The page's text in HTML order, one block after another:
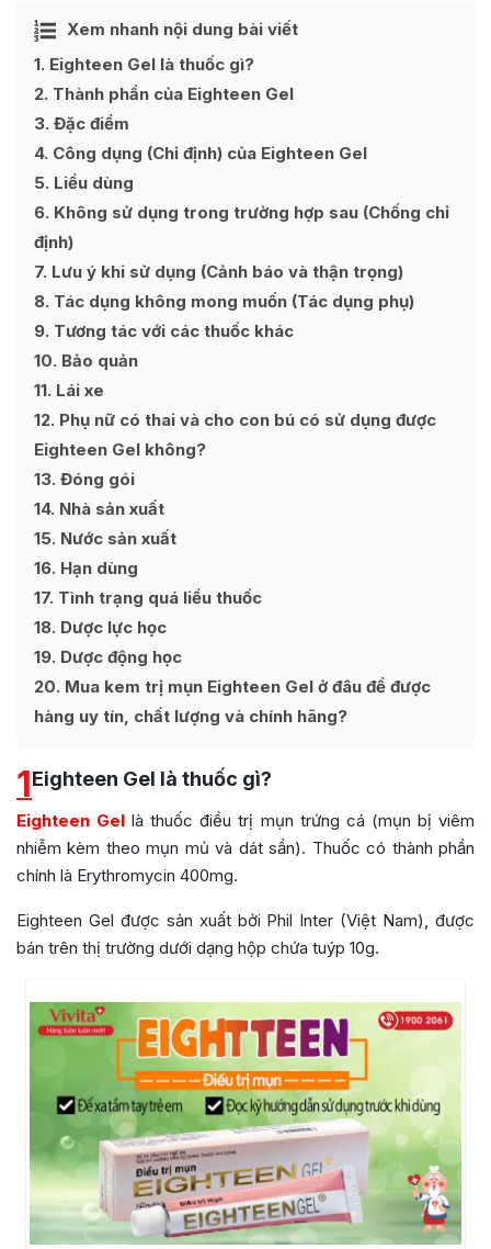
Xem nhanh nội dung bài viết
Ẩn
1 Eighteen Gel là thuốc gì?
2 Thành phần của Eighteen Gel
3 Đặc điểm
4 Công dụng (Chỉ định) của Eighteen Gel
5 Liều dùng
6 Không sử dụng trong trường hợp sau (Chống chỉ
định)
7 Lưu ý khi sử dụng (Cảnh báo và thận trọng)
8 Tác dụng không mong muốn (Tác dụng phụ)
9 Tương tác với các thuốc khác
10 Bảo quản
11 Lái xe
12 Phụ nữ có thai và cho con bú có sử dụng được
Eighteen Gel không?
13 Đóng gói
14 Nhà sản xuất
15 Nước sản xuất
16 Hạn dùng
17 Tình trạng quá liều thuốc
18 Dược lực học
19 Dược động học
20 Mua kem trị mụn Eighteen Gel ở đâu để được
hàng uy tín, chất lượng và chính hãng?
1Eighteen Gel là thuốc gì?
Eighteen Gel là thuốc điều trị mụn trứng cá (mụn bị viêm
nhiễm kèm theo mụn mủ và dát sần). Thuốccó thành phần
chính là Erythromycin 400mg.
Eighteen Gel được sản xuất bởi Phil Inter (Việt Nam), được
bán trên thị trường dưới dạng hộp chứa tuýp 10g.